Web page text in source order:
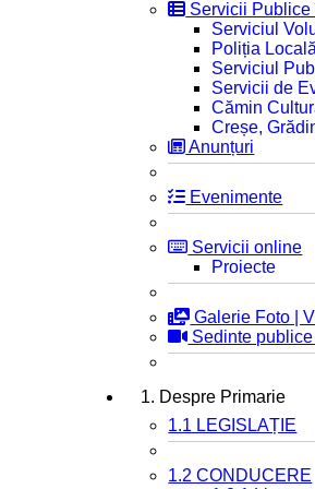
Servicii
Serviciul
Poliția Locală
Serviciul
Servicii de
Cămin
Creșe,
Anunțuri
Evenimente
Servicii online
Proiecte
Galerie Foto |
Sedinte
1. Despre Primarie
1.1 LEGISLAȚIE
1.2 CONDUCERE